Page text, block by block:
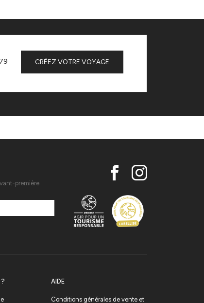
CRÉEZ VOTRE VOYAGE
première
AIDE
Conditions générales de vente et